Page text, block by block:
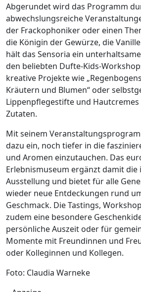
Abgerundet wird das Programm
abwechslungsreiche
der Frackophoniker oder einen
die Königin der Gewürze, die
hält das Sensoria ein
den beliebten Dufte-Kids-
kreative Projekte wie
Kräutern und Blumen“ oder
Lippenpflegestifte und
Zutaten.
Mit seinem
dazu ein, noch tiefer in die
und Aromen einzutauchen. Das
Erlebnismuseum ergänzt damit die
Ausstellung und bietet für alle
wieder neue Entdeckungen rund
Geschmack. Die Tastings,
zudem eine besondere
persönliche Auszeit oder für
Momente mit Freundinnen und
oder Kolleginnen und Kollegen.
Foto: Claudia Warneke